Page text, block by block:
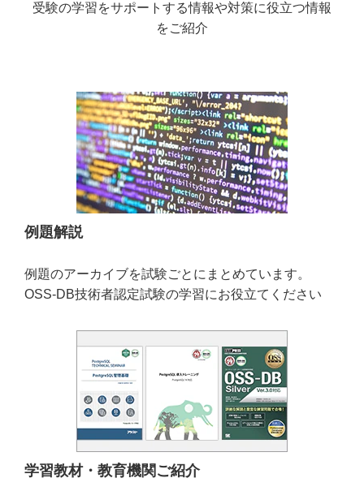
受験の学習をサポートする情報や対策に役立つ情報
をご紹介
例題解説
例題のアーカイブを試験ごとにまとめています。
OSS-DB技術者認定試験の学習にお役立てください
学習教材・教育機関ご紹介